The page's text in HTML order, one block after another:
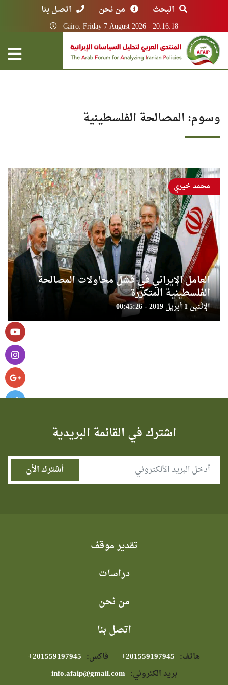
البحث من نحن اتصل بنا
Cairo: Friday 7 August 2026 - 20:16:18
وسوم: المصالحة الفلسطينية
العامل الإيراني في فشل محاولات المصالحة
الفلسطينية المتكررة
الإثنين 1 أبريل 2019 - 00:45:26
محمد خيري
اشترك في القائمة البريدية
تقدير موقف
دراسات
من نحن
اتصل بنا
هاتف: فاكس:
بريد الكتروني: info.afaip@gmail.com